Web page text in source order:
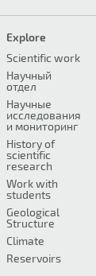
Explore
Scientific work
Научный
отдел
Научные
исследования
и мониторинг
History of
scientific
research
Work with
students
Geological
Structure
Climate
Reservoirs